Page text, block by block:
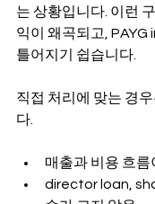
는 상황입니다. 이런
익이 왜곡되고,
틀어지기 쉽습니다.
직접 처리에 맞는 경
다.
매출과 비용 흐름
director loan,